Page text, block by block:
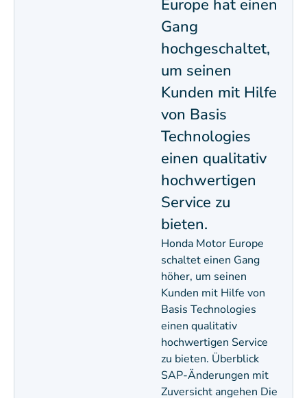
Europe hat einen
Gang
hochgeschaltet,
um seinen
Kunden mit Hilfe
von Basis
Technologies
einen qualitativ
hochwertigen
Service zu
bieten.
Honda Motor Europe
schaltet einen Gang
höher, um seinen
Kunden mit Hilfe von
Basis Technologies
einen qualitativ
hochwertigen Service
zu bieten. Überblick
SAP-Änderungen mit
Zuversicht angehen Die